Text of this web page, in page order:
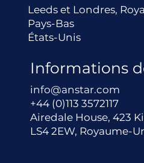
Leeds et Londres,
Pays-Bas
États-Unis
Informations
info@anstar.com
+44 (0)113 3572117
Airedale House, 423
LS4 2EW, Royaume-